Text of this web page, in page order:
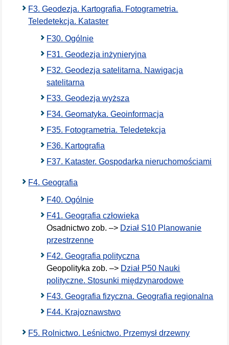
F3. Geodezja. Kartografia. Fotogrametria.
Teledetekcja. Kataster
F30. Ogólnie
F31. Geodezja inżynieryjna
F32. Geodezja satelitarna. Nawigacja
satelitarna
F33. Geodezja wyższa
F34. Geomatyka. Geoinformacja
F35. Fotogrametria. Teledetekcja
F36. Kartografia
F37. Kataster. Gospodarka nieruchomościami
F4. Geografia
F40. Ogólnie
F41. Geografia człowieka
Osadnictwo zob. –> Dział S10 Planowanie
przestrzenne
F42. Geografia polityczna
Geopolityka zob. –> Dział P50 Nauki
polityczne. Stosunki międzynarodowe
F43. Geografia fizyczna. Geografia regionalna
F44. Krajoznawstwo
F5. Rolnictwo. Leśnictwo. Przemysł drzewny